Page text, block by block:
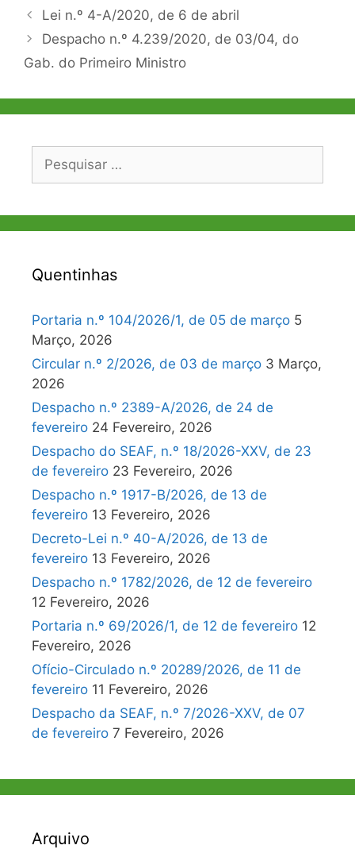
Navegação
de
Lei n.º 4-A/2020, de 6 de abril
Despacho n.º 4.239/2020, de 03/04, do
Gab. do Primeiro Ministro
Pesquisar
Quentinhas
Portaria n.º 104/2026/1, de 05 de março 5
Março, 2026
Circular n.º 2/2026, de 03 de março 3 Março,
2026
Despacho n.º 2389-A/2026, de 24 de
fevereiro 24 Fevereiro, 2026
Despacho do SEAF, n.º 18/2026-XXV, de 23
de fevereiro 23 Fevereiro, 2026
Despacho n.º 1917-B/2026, de 13 de
fevereiro 13 Fevereiro, 2026
Decreto-Lei n.º 40-A/2026, de 13 de
fevereiro 13 Fevereiro, 2026
Despacho n.º 1782/2026, de 12 de fevereiro
12 Fevereiro, 2026
Portaria n.º 69/2026/1, de 12 de fevereiro 12
Fevereiro, 2026
Ofício-Circulado n.º 20289/2026, de 11 de
fevereiro 11 Fevereiro, 2026
Despacho da SEAF, n.º 7/2026-XXV, de 07
de fevereiro 7 Fevereiro, 2026
Arquivo